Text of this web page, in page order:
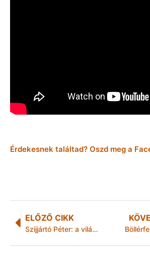
Érdekesnek találtad? Oszd meg a
ELŐZŐ CIKK
Szijjártó Péter: a világ víziparának vezető állama lehet Magyarország